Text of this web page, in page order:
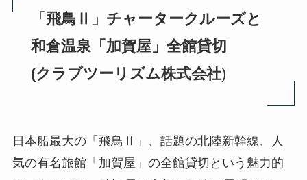
「飛鳥Ⅱ」チャータークルーズと
和倉温泉「加賀屋」全館貸切
(クラブツーリズム株式会社)
日本船最大の「飛鳥Ⅱ」、話題の北陸新幹線、人
気の有名旅館「加賀屋」の全館貸切という魅力的